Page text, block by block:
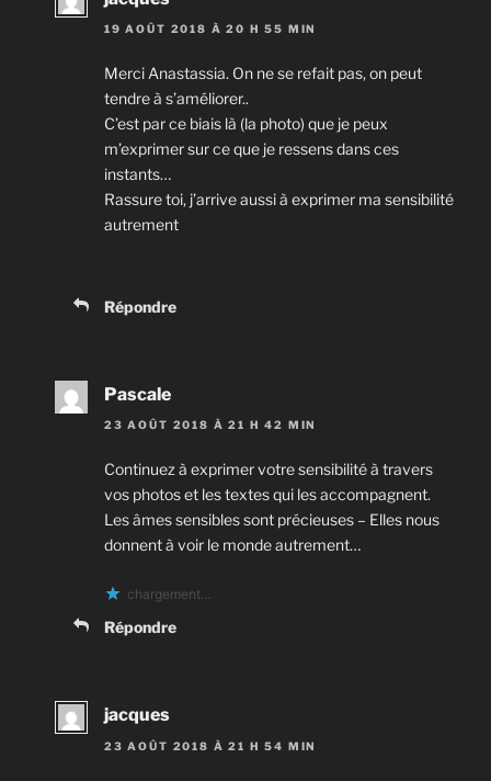
19 AOÛT 2018 À 20 H 55 MIN
Merci Anastassia. On ne se refait pas, on peut
tendre à s’améliorer..
C’est par ce biais là (la photo) que je peux
m’exprimer sur ce que je ressens dans ces
instants…
Rassure toi, j’arrive aussi à exprimer ma sensibilité
autrement
Répondre
Pascale
23 AOÛT 2018 À 21 H 42 MIN
Continuez à exprimer votre sensibilité à travers
vos photos et les textes qui les accompagnent.
Les âmes sensibles sont précieuses – Elles nous
donnent à voir le monde autrement…
chargement…
Répondre
jacques
23 AOÛT 2018 À 21 H 54 MIN